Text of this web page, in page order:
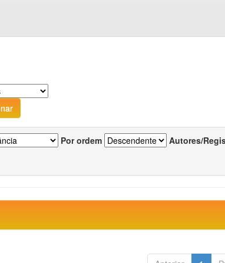
Por ordem Autores/